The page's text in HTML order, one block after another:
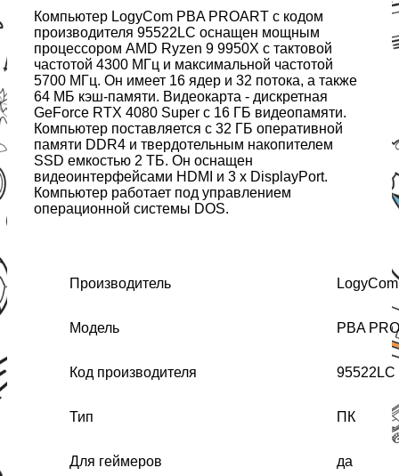
Компьютер LogyCom PBA PROART с кодом
производителя 95522LC оснащен мощным
процессором AMD Ryzen 9 9950X с тактовой
частотой 4300 МГц и максимальной частотой
5700 МГц. Он имеет 16 ядер и 32 потока, а также
64 МБ кэш-памяти. Видеокарта - дискретная
GeForce RTX 4080 Super с 16 ГБ видеопамяти.
Компьютер поставляется с 32 ГБ оперативной
памяти DDR4 и твердотельным накопителем
SSD емкостью 2 ТБ. Он оснащен
видеоинтерфейсами HDMI и 3 x DisplayPort.
Компьютер работает под управлением
операционной системы DOS.
Производитель LogyCom
Модель PBA
Код производителя 95522LC
Тип ПК
Для геймеров да